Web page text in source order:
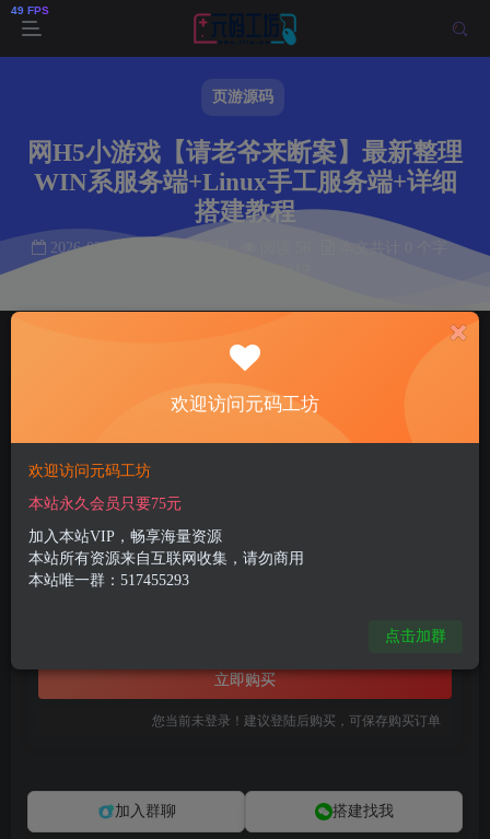
页游源码
网H5小游戏【请老爷来断案】最新整理
WIN系服务端+Linux手工服务端+详细
搭建教程
2026-02-01
56 10
此内容为付费资源，请付费后查看
8
免费
立即购买
您当前未登录！建议登陆后购买，可保存购买订单
付费资源
加入群聊 搭建找我
欢迎访问元码工坊
欢迎访问元码工坊
本站永久会员只要75元
加入本站VIP，畅享海量资源
本站所有资源来自互联网收集，请勿商用
本站唯一群：517455293
点击加群